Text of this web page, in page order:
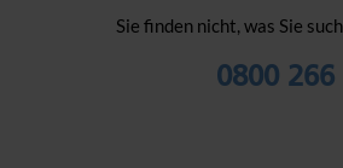
Sie finden nicht, was Sie
0800 266